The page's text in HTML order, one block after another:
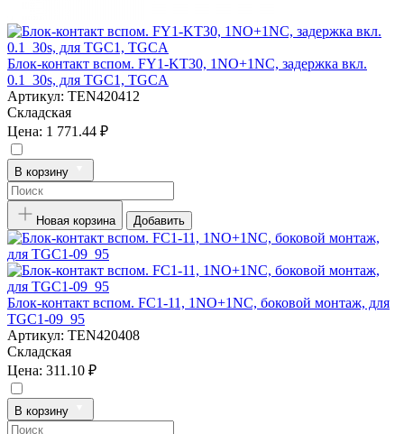
Блок-контакт вспом. FY1-KT30, 1NO+1NC, задержка вкл.
0.1_30s, для TGC1, TGCA
Артикул: TEN420412
Складская
Цена: 1 771.44 ₽
В корзину
Новая корзина Добавить
Блок-контакт вспом. FC1-11, 1NO+1NC, боковой монтаж, для
TGC1-09_95
Артикул: TEN420408
Складская
Цена: 311.10 ₽
В корзину